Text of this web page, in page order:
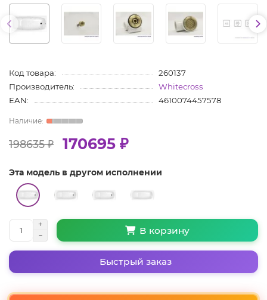
Код товара:
260137
Производитель:
Whitecross
EAN:
4610074457578
198635 ₽ 170695 ₽
Эта модель в другом исполнении
В корзину
Быстрый заказ